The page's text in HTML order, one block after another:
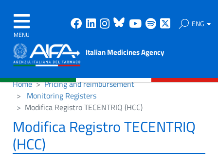
MENU
Facebook
Linkedin
Instagram
Bluesky
Youtube
Spotify ENG
Italian Medicines Agency
Home
Pricing and reimbursement
Monitoring Registers
Modifica Registro TECENTRIQ (HCC)
Modifica Registro TECENTRIQ
(HCC)